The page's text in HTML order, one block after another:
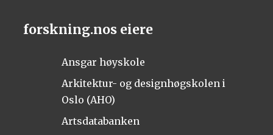
forskning.nos eiere
Ansgar høyskole
Arkitektur- og designhøgskolen i
Oslo (AHO)
Artsdatabanken